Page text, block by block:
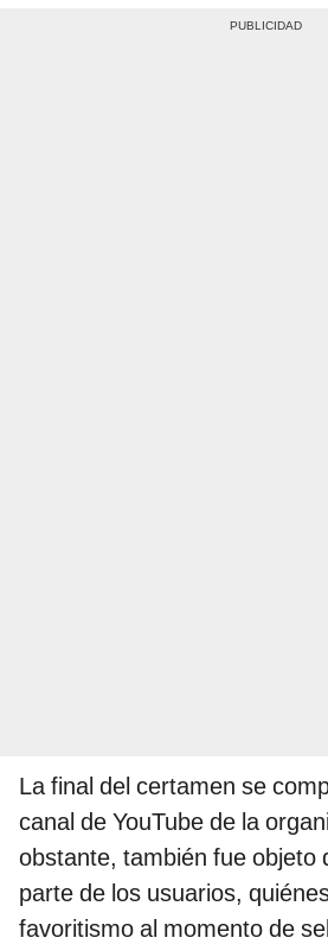
La final del certamen se
canal de YouTube de la
obstante, también fue objeto
parte de los usuarios,
favoritismo al momento de